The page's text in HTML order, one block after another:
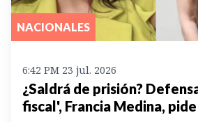
NACIONALES
6:42 PM 23 jul. 2026
¿Saldrá de prisión?
fiscal', Francia Medina,